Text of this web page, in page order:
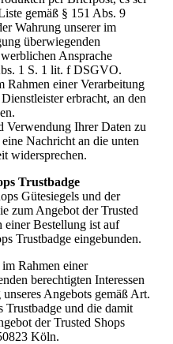
gemäß § 151 Abs. 9
Wahrung unserer im
überwiegenden
Ansprache
1 S. 1 lit. f DSGVO.
Rahmen einer Verarbeitung
erbracht, an den
Verwendung Ihrer Daten zu
Nachricht an die unten
widersprechen.
Trustbadge
Gütesiegels und der
zum Angebot der Trusted
einer Bestellung ist auf
Trustbadge eingebunden.
Rahmen einer
berechtigten Interessen
Angebots gemäß Art.
und die damit
der Trusted Shops
Köln.